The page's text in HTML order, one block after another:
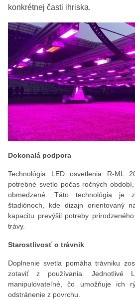
konkrétnej časti ihriska.
Dokonalá podpora
Technológia LED osvetlenia R-ML
potrebné svetlo počas ročných
obmedzené. Táto technológia je
štadiónoch, kde dizajn orientovaný
kapacitu prevýšil potreby
trávy.
Starostlivosť o trávnik
Doplnenie svetla pomáha trávniku
zotaviť z používania. Jednotlivé
manipulovateľné, čo umožňuje ich
odstránenie z povrchu.